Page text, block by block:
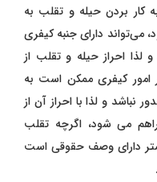
کار بردن حیله و تقلب به
دارای جنبه کیفری
احراز حیله و تقلب از
کیفری ممکن است به
نباشد و لذا با احراز آن از
می ‌شود، اگرچه تقلب
دارای وصف حقوقی است